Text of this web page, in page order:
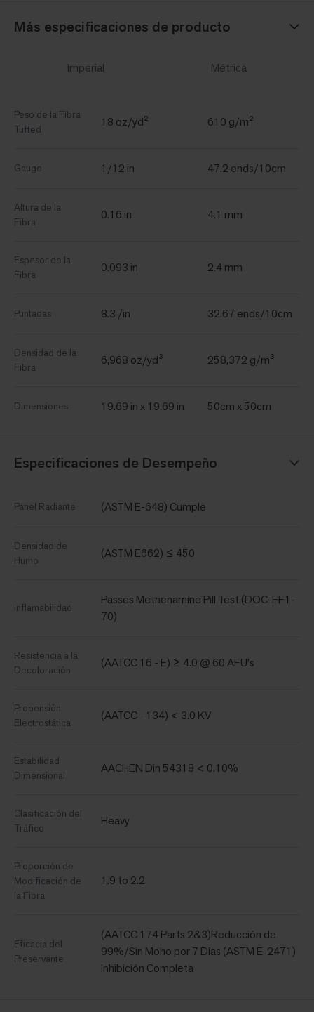
Más especificaciones de producto
Imperial Métrica
Peso de la Fibra
Tufted
18 oz/yd² 610 g/m²
Gauge 1/12 in 47.2 ends/10cm
Altura de la
Fibra
0.16 in 4.1 mm
Espesor de la
Fibra
0.093 in 2.4 mm
Puntadas 8.3 /in 32.67 ends/10cm
Densidad de la
Fibra
6,968 oz/yd³ 258,372 g/m³
Dimensiones 19.69 in x 19.69 in 50cm x 50cm
Especificaciones de Desempeño
Panel Radiante (ASTM E-648) Cumple
Densidad de
Humo
(ASTM E662) ≤ 450
Inflamabilidad
Passes Methenamine Pill Test (DOC-FF1-
70)
Resistencia a la
Decoloración
(AATCC 16 - E) ≥ 4.0 @ 60 AFU's
Propensión
Electrostática
(AATCC - 134) < 3.0 KV
Estabilidad
Dimensional
AACHEN Din 54318 < 0.10%
Clasificación del
Tráfico
Heavy
Proporción de
Modificación de
la Fibra
1.9 to 2.2
Eficacia del
Preservante
(AATCC 174 Parts 2&3)Reducción de
99%/Sin Moho por 7 Días (ASTM E-2471)
Inhibición Completa